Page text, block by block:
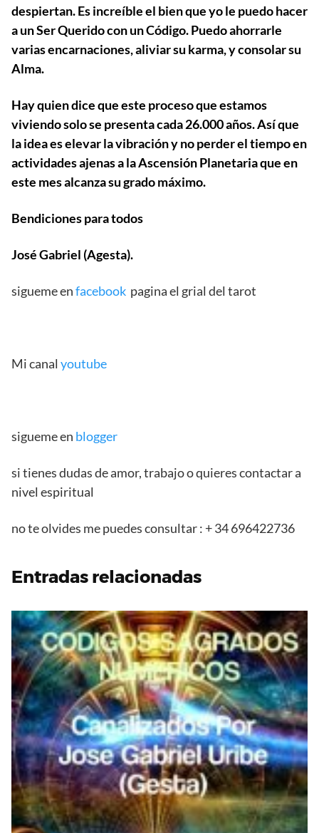
despiertan. Es increíble el bien que yo le puedo hacer
a un Ser Querido con un Código. Puedo ahorrarle
varias encarnaciones, aliviar su karma, y consolar su
Alma.
Hay quien dice que este proceso que estamos
viviendo solo se presenta cada 26.000 años. Así que
la idea es elevar la vibración y no perder el tiempo en
actividades ajenas a la Ascensión Planetaria que en
este mes alcanza su grado máximo.
Bendiciones para todos
José Gabriel (Agesta).
sigueme enfacebook pagina el grial del tarot
Mi canal youtube
sigueme en blogger
si tienes dudas de amor, trabajo o quieres contactar a
nivel espiritual
no te olvides me puedes consultar : + 34 696422736
Entradas relacionadas